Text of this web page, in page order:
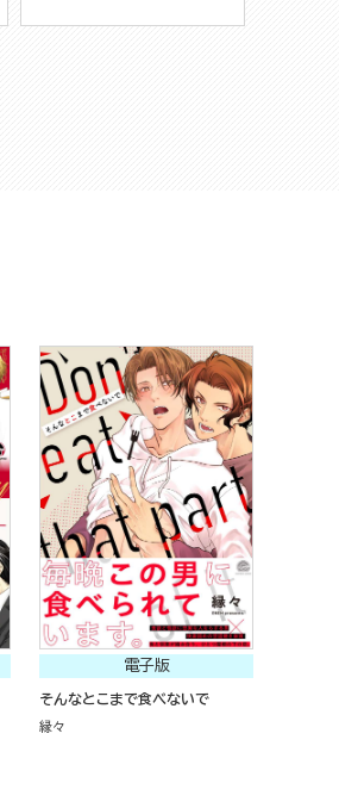
電子版
そんなとこまで食べないで
縁々